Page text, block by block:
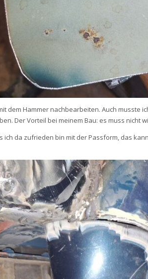
dem Hammer nachbearbeiten. Auch musste
Der Vorteil bei meinem Bau: es muss nicht
ich da zufrieden bin mit der Passform, das